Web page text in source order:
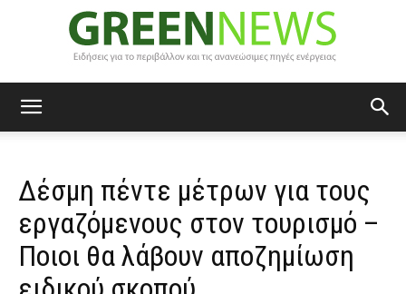
News
Δέσμη πέντε μέτρων για τους
εργαζόμενους στον τουρισμό –
Ποιοι θα λάβουν αποζημίωση